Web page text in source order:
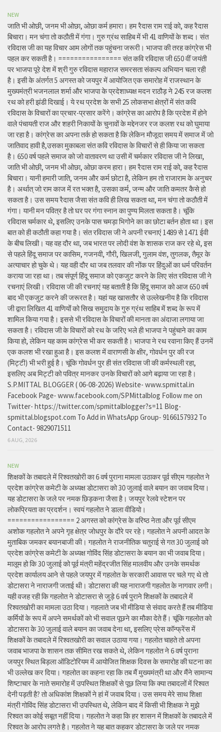
NEW
जाति भी ओछी, जनम भी ओछा, ओछा कर्म हमारा। हम रैदास राम राई को, कह रैदास
बिचारा। मन चंगा तो कठौती में गंगा। गुरु ग्रंथ साहिब में भी 41 वाणियों के शब्द। संत
रविदास जी का यह विचार आम लोगों तक पहुंचना जरूरी। भाजपा की तरह कांग्रेस भी
पहल कर सकती है। ================ संत कवि रविदास जी 650 वीं जयंती
पर भाजपा पूरे देश में श्री गुरु रविदास महाराज समरसता संकल्प अभियान चला रही
है। इसी के अंतर्गत 5 अगस्त को जयपुर में आयोजित एक समारोह में राजस्थान के
मुख्यमंत्री भजनलाल शर्मा और भाजपा के प्रदेशाध्यक्ष मदन राठौड़ ने 245 रज कलश
रथ को हरी झंडी दिखाई। ये रथ प्रदेश के सभी 25 लोकसभा क्षेत्रों में संत कवि
रविदास के विचारों का प्रचार-प्रसार करेंगे। कांग्रेस का आरोप है कि प्रदेश में होने
वाले पंचायती राज और शहरी निकायों के चुनावों के मद्देनजर रज कलश रथ को घुमाया
जा रहा है। कांग्रेस का अपना तर्क हो सकता है कि लेकिन मौजूदा समय में समाज में जो
जातिवाद हावी है,उसका मुकाबला संत कवि रविदास के विचारों से ही किया जा सकता
है। 650 वर्ष पहले समाज को जो वातावरण था उसी में चर्मकार रविदास जी ने लिखा,
जाति भी ओछी, जनम भी ओछा, ओछा करम हारा। हम रैदास राम राई को, कह रैदास
बिचारा। यानी हमारी जाति, जनम और कर्म छोटा है, लेकिन हम तो राजाराम के अनुचर
है। अर्थात् जो राम काज में रत भक्त है, उसका कर्म, जन्म और जाति कमतर कैसे हो
सकता है। उस समय रैदास जैसा संत कवि ही लिख सकता था, मन चंगा तो कठौती में
गंगा। यानी मन पवित्र है तो घर पर गंगा स्नान का पुण्य मिलता सकता है। चूंकि
रविदास चर्मकार थे, इसलिए उनके पास चमड़ा भिगोने का का छोटा बर्तन होता था। इस
बात को ही कठौती कहा गया है। संत रविदास जी ने अपनी रचनाएं 1489 से 1471 ईवी
के बीच लिखी। यह वह दौर था, जब भारत पर लोदी वंश के शासक राज कर रहे थे, इस
से पहले हिंदू समाज पर कासिम, गजनवी, गौरी, खिलजी, गुलाम वंश, तुगलक, तैमूर के
अत्याचार हो चुके थे। यह वही दौर था जब तलवार की नोंक पर हिंदुओं का धर्म परिवर्तन
कराया जा रहा था। तब संपूर्ण हिंदू समाज को एकजुट करने के लिए संत रविदास जी ने
रचनाएं लिखी। रविदास जी की रचनाएं यह बताती है कि हिंदू समाज को आज 650 वर्ष
बाद भी एकजुट करने की जरूरत है। यहां यह खासतौर से उल्लेखनीय है कि रविदास
जी द्वारा लिखित 41 वाणियोंं को सिख समुदाय के गुरु ग्रंथ साहिब में शब्द के रूप में
शामिल किया गया है। इससे भी रविदास के विचारों की मानता का अंदाजा लगाया जा
सकता है। रविदास जी के विचारों को रथ के जरिए भले ही भाजपा ने पहुंचाने का काम
किया हो, लेकिन यह काम कांग्रेस भी कर सकती है। भाजपा ने रथ रवाना किए हैं उनमें
एक कलश भी रखा हुआ है। इस कलश में वाराणसी के क्षीर, गोवर्धन पुर की रज
(मिट्टी) भी भरी हुई है। चूंकि गोवर्धन पुर ही संत रविदास जी की कर्मस्थली रहा,
इसलिए अब मिट्टी को पवित्र मानकर उनके विचारों को आगे बढ़ाया जा रहा है।
S.P.MITTAL BLOGGER ( 06-08-2026) Website- www.spmittal.in
Facebook Page- www.facebook.com/SPMittalblog Follow me on
Twitter- https://twitter.com/spmittalblogger?s=11 Blog-
spmittal.blogspot.com To Add in WhatsApp Group- 9166157932 To
Contact- 9829071511
6 AUG, 2026
NEW
शिक्षकों के तबादले में रिश्वतखोरी का 6 वर्ष पुराना मामला उठाकर पूर्व सीएम गहलोत ने
प्रदेश कांग्रेस कमेटी के अध्यक्ष डोटासरा को 30 जुलाई वाले बयान का जवाब दिया।
यह डोटासरा के जले पर नमक छिड़कना जैसा है। जयपुर रेलवे स्टेशन पर
लोकप्रियता का प्रदर्शन। स्वयं गहलोत ने डाला वीडियो।
================= 2 अगस्त को कांग्रेस के वरिष्ठ नेता और पूर्व सीएम
अशोक गहलोत ने अपने गृह क्षेत्र जोधपुर के दौरे पर रहे। गहलोत ने अपनी आदत के
मुताबिक जमकर बयानबाजी की। गहलोत ने राजनीतिक चतुराई से गत 30 जुलाई को
प्रदेश कांग्रेस कमेटी के अध्यक्ष गोविंद सिंह डोटासरा के बयान का भी जवाब दिया।
मालूम हो कि 30 जुलाई को पूर्व मंत्री महेंद्रजीत सिंह मालवीय और उनके समर्थक
प्रदेश कार्यालय आने से पहले जयपुर में गहलोत के सरकारी आवास पर चले गए थे तो
डोटासरा ने नाराजगी जताई थी। डोटासरा की यह नाराजगी गहलोत के नागवार लगी।
यही वजह रही कि गहलोत ने डोटासरा से जुड़े 6 वर्ष पुराने शिक्षकों के तबादले में
रिश्वतखोरी का मामला उठा दिया। गहलाते जब भी मीडिया से संवाद करते हैं तब मीडिया
कर्मियों के रूप में अपने समर्थकों को भी सवाल पूछने का मौका देते हैं। चूंकि गहलोत को
डोटासरा के 30 जुलाई वाले बयान का जवाब देना था, इसलिए प्रेस कॉन्फ्रेंस में
शिक्षकों के तबादले में रिश्वतखोरी का सवाल उठाया गया। गहलोत चाहते तो अपना
जवाब भाजपा के शासन तक सीमित रख सकते थे, लेकिन गहलोत ने 6 वर्ष पुराना
जयपुर स्थित बिड़ला ऑडिटोरियम में आयोजित शिक्षक दिवस के समारोह की घटना का
भी उल्लेख कर दिया। गहलोत का कहना रहा कि तब मैं मुख्यमंत्री था और मैंने सामान्य
शिष्टाचार के नाते समारोह में उपस्थित शिक्षकों से पूछ लिया कि क्या तबादलों में रिश्वत
देनी पड़ती है? तो अधिकांश शिक्षकों ने हां में जवाब दिया। उस समय मेरे साथ शिक्षा
मंत्री गोविंद सिंह डोटासरा भी उपस्थित थे, लेकिन बाद में किसी भी शिक्षक ने मुझे
रिश्वत का कोई सबूत नहीं दिया। गहलोत ने कहा कि हर शासन में शिक्षकों के तबादले में
रिश्वत के आरोप लगते है। गहलोत ने यह बात कहकर डोटासरा के जले पर नमक